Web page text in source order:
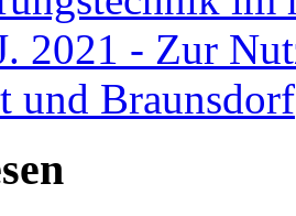
2021 - Zur
und Braunsdorf